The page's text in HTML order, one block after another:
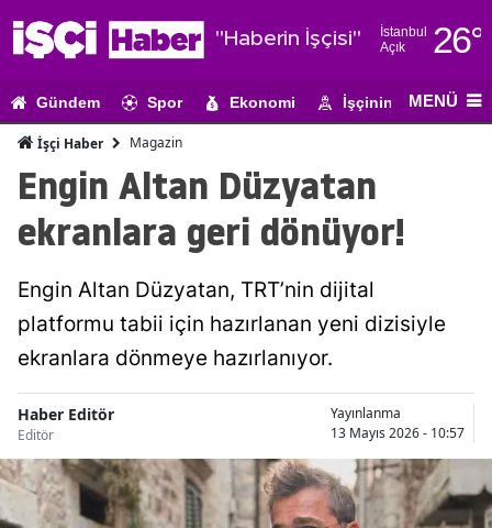
"Haberin İşçisi"
İstanbul
Açık
26°
Adıyaman
Amasya
Antalya
Aydın
Balıkesir
Bilecik
Gündem Spor Ekonomi İşçinin Gündemi
MENÜ
İşçi Haber Magazin
Engin Altan Düzyatan
ekranlara geri dönüyor!
Engin Altan Düzyatan, TRT’nin dijital
platformu tabii için hazırlanan yeni dizisiyle
ekranlara dönmeye hazırlanıyor.
Haber Editör
Editör
Yayınlanma
13 Mayıs 2026 - 10:57